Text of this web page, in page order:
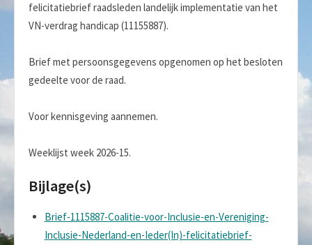
felicitatiebrief raadsleden landelijk implementatie van het
VN-verdrag handicap (11155887).
Brief met persoonsgegevens opgenomen op het besloten
gedeelte voor de raad.
Voor kennisgeving aannemen.
Weeklijst week 2026-15.
Bijlage(s)
Brief-1115887-Coalitie-voor-Inclusie-en-Vereniging-
Inclusie-Nederland-en-Ieder(In)-felicitatiebrief-